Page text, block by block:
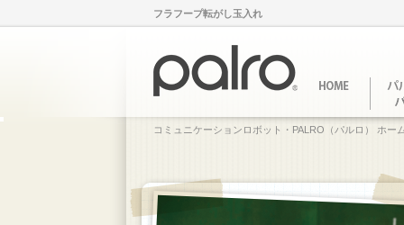
フラフープ転がし玉入れ
コミュニケーションロボット・PALRO（パルロ） ホー